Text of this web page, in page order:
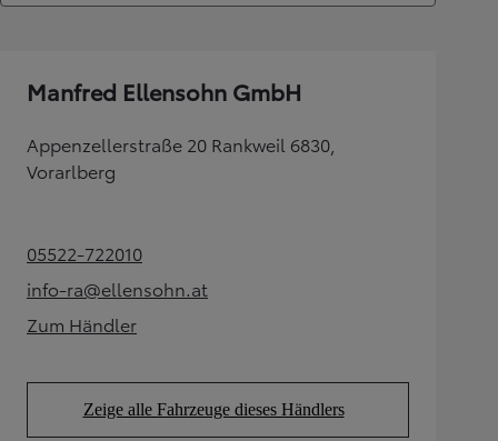
Manfred Ellensohn GmbH
Appenzellerstraße 20 Rankweil 6830,
Vorarlberg
05522-722010(Opens in new tab)
info-ra@ellensohn.at
(Opens in new tab)
Zum Händler(Opens in new tab)
Zeige alle Fahrzeuge dieses Händlers
(Opens in new tab)